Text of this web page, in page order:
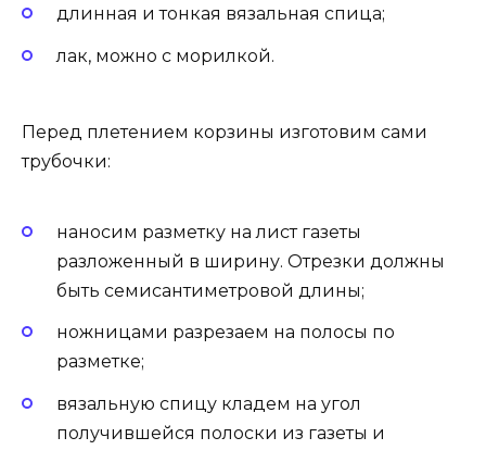
длинная и тонкая вязальная спица;
лак, можно с морилкой.
Перед плетением корзины изготовим сами
трубочки:
наносим разметку на лист газеты
разложенный в ширину. Отрезки должны
быть семисантиметровой длины;
ножницами разрезаем на полосы по
разметке;
вязальную спицу кладем на угол
получившейся полоски из газеты и